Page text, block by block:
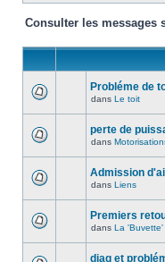
Consulter les messages
Probléme de
dans Le toit
perte de
dans
Admission
dans Liens
Premiers
dans La 'Buvette'
diag et